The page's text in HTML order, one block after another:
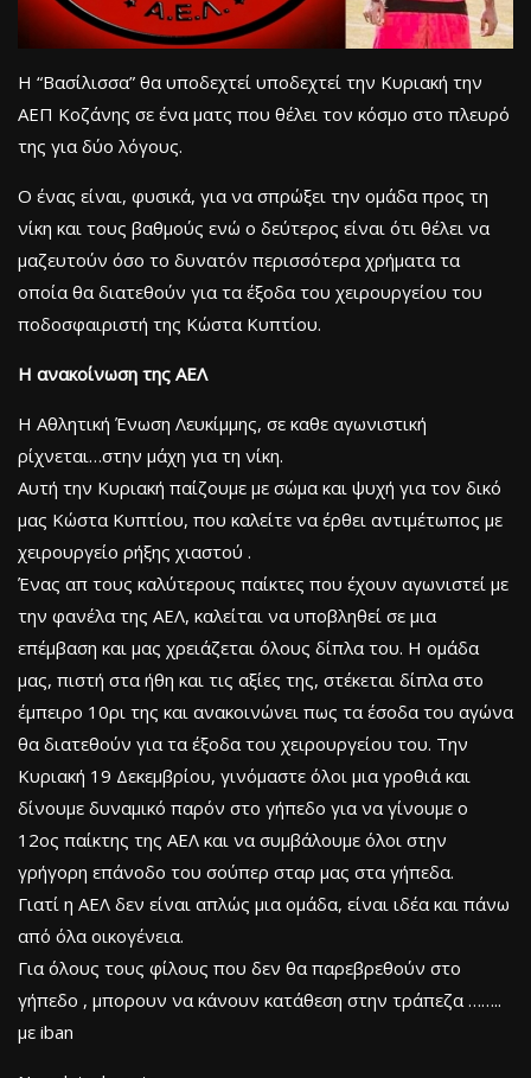
Η “Βασίλισσα” θα υποδεχτεί υποδεχτεί την Κυριακή την
ΑΕΠ Κοζάνης σε ένα ματς που θέλει τον κόσμο στο πλευρό
της για δύο λόγους.
Ο ένας είναι, φυσικά, για να σπρώξει την ομάδα προς τη
νίκη και τους βαθμούς ενώ ο δεύτερος είναι ότι θέλει να
μαζευτούν όσο το δυνατόν περισσότερα χρήματα τα
οποία θα διατεθούν για τα έξοδα του χειρουργείου του
ποδοσφαιριστή της Κώστα Κυπτίου.
Η ανακοίνωση της ΑΕΛ
Η Αθλητική Ένωση Λευκίμμης, σε καθε αγωνιστική
ρίχνεται…στην μάχη για τη νίκη.
Αυτή την Κυριακή παίζουμε με σώμα και ψυχή για τον δικό
μας Κώστα Κυπτίου, που καλείτε να έρθει αντιμέτωπος με
χειρουργείο ρήξης χιαστού .
Ένας απ τους καλύτερους παίκτες που έχουν αγωνιστεί με
την φανέλα της ΑΕΛ, καλείται να υποβληθεί σε μια
επέμβαση και μας χρειάζεται όλους δίπλα του. Η ομάδα
μας, πιστή στα ήθη και τις αξίες της, στέκεται δίπλα στο
έμπειρο 10ρι της και ανακοινώνει πως τα έσοδα του αγώνα
θα διατεθούν για τα έξοδα του χειρουργείου του. Την
Κυριακή 19 Δεκεμβρίου, γινόμαστε όλοι μια γροθιά και
δίνουμε δυναμικό παρόν στο γήπεδο για να γίνουμε ο
12ος παίκτης της ΑΕΛ και να συμβάλουμε όλοι στην
γρήγορη επάνοδο του σούπερ σταρ μας στα γήπεδα.
Γιατί η ΑΕΛ δεν είναι απλώς μια ομάδα, είναι ιδέα και πάνω
από όλα οικογένεια.
Για όλους τους φίλους που δεν θα παρεβρεθούν στο
γήπεδο , μπορουν να κάνουν κατάθεση στην τράπεζα ……..
με iban